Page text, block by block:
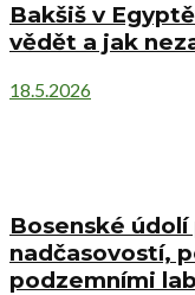
Bakšiš v
vědět a jak
18.5.2026
Bosenské
nadčasovostí,
podzemními